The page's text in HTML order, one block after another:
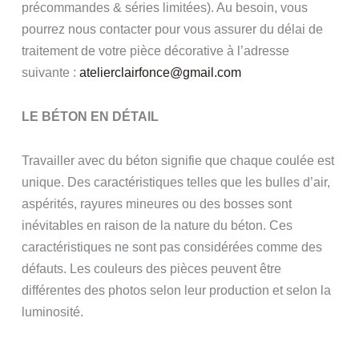
précommandes & séries limitées). Au besoin, vous
pourrez nous contacter pour vous assurer du délai de
traitement de votre pièce décorative à l’adresse
suivante : atelierclairfonce@gmail.com
LE BÉTON EN DÉTAIL
Travailler avec du béton signifie que chaque coulée est
unique. Des caractéristiques telles que les bulles d’air,
aspérités, rayures mineures ou des bosses sont
inévitables en raison de la nature du béton. Ces
caractéristiques ne sont pas considérées comme des
défauts. Les couleurs des pièces peuvent être
différentes des photos selon leur production et selon la
luminosité.